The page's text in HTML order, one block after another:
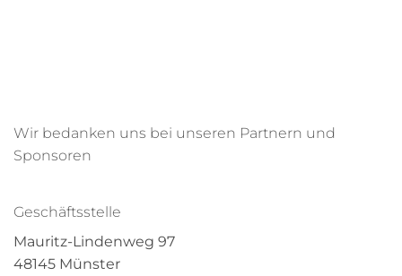
Wir bedanken uns bei unseren Partnern und
Sponsoren
Geschäftsstelle
Mauritz-Lindenweg 97
48145 Münster